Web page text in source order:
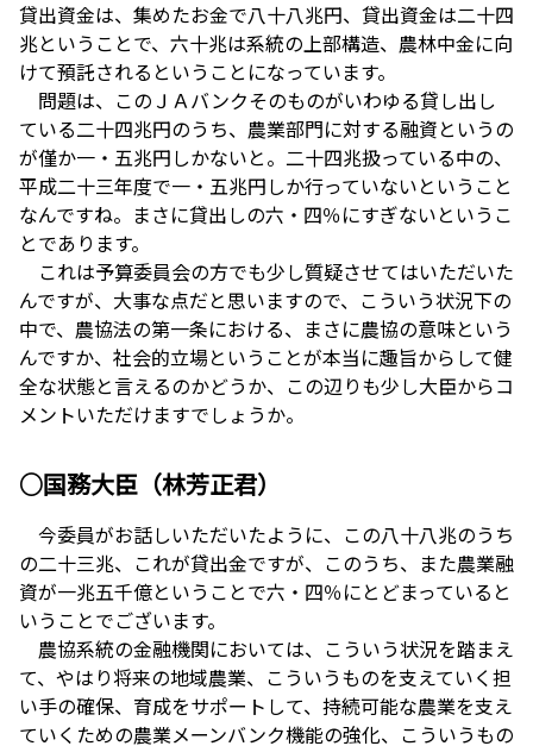
貸出資金は、集めたお金で八十八兆円、貸出資金は二十四
兆ということで、六十兆は系統の上部構造、農林中金に向
けて預託されるということになっています。
問題は、このＪＡバンクそのものがいわゆる貸し出し
ている二十四兆円のうち、農業部門に対する融資というの
が僅か一・五兆円しかないと。二十四兆扱っている中の、
平成二十三年度で一・五兆円しか行っていないということ
なんですね。まさに貸出しの六・四％にすぎないというこ
とであります。
これは予算委員会の方でも少し質疑させてはいただいた
んですが、大事な点だと思いますので、こういう状況下の
中で、農協法の第一条における、まさに農協の意味という
んですか、社会的立場ということが本当に趣旨からして健
全な状態と言えるのかどうか、この辺りも少し大臣からコ
メントいただけますでしょうか。
○国務大臣（林芳正君）
今委員がお話しいただいたように、この八十八兆のうち
の二十三兆、これが貸出金ですが、このうち、また農業融
資が一兆五千億ということで六・四％にとどまっていると
いうことでございます。
農協系統の金融機関においては、こういう状況を踏まえ
て、やはり将来の地域農業、こういうものを支えていく担
い手の確保、育成をサポートして、持続可能な農業を支え
ていくための農業メーンバンク機能の強化、こういうもの